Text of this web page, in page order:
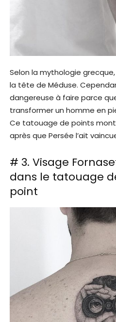
Selon la mythologie
la tête de Méduse.
dangereuse à faire parce
transformer un homme en
Ce tatouage de points
après que Persée l’ait
# 3. Visage
dans le tatouage
point